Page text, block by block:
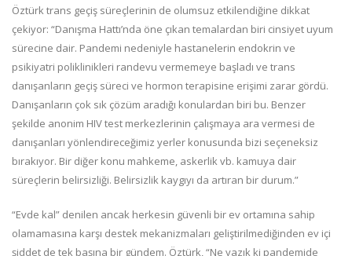
Öztürk trans geçiş süreçlerinin de olumsuz etkilendiğine dikkat
çekiyor: “Danışma Hattı’nda öne çıkan temalardan biri cinsiyet uyum
sürecine dair. Pandemi nedeniyle hastanelerin endokrin ve
psikiyatri poliklinikleri randevu vermemeye başladı ve trans
danışanların geçiş süreci ve hormon terapisine erişimi zarar gördü.
Danışanların çok sık çözüm aradığı konulardan biri bu. Benzer
şekilde anonim HIV test merkezlerinin çalışmaya ara vermesi de
danışanları yönlendireceğimiz yerler konusunda bizi seçeneksiz
bırakıyor. Bir diğer konu mahkeme, askerlik vb. kamuya dair
süreçlerin belirsizliği. Belirsizlik kaygıyı da artıran bir durum.”
“Evde kal” denilen ancak herkesin güvenli bir ev ortamına sahip
olamamasına karşı destek mekanizmaları geliştirilmediğinden ev içi
şiddet de tek başına bir gündem. Öztürk, “Ne yazık ki pandemide